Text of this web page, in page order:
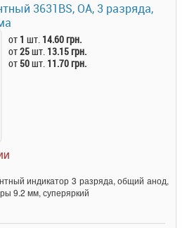
3631BS, ОА, 3 разряда,
от 1 шт. 14.60 грн.
от25шт. 13.15 грн.
от 50шт. 11.70 грн.
индикатор 3 разряда, общий анод,
9.2 мм, суперяркий